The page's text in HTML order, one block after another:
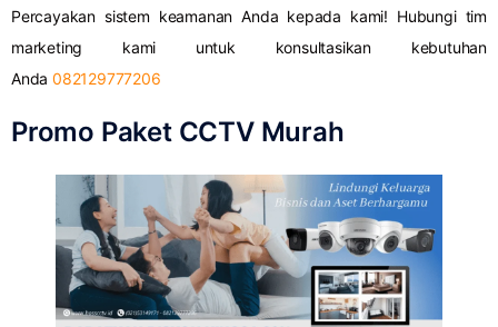
Percayakan sistem keamanan Anda kepada kami! Hubungi tim
marketing kami untuk konsultasikan kebutuhan
Anda 082129777206
Promo Paket CCTV Murah